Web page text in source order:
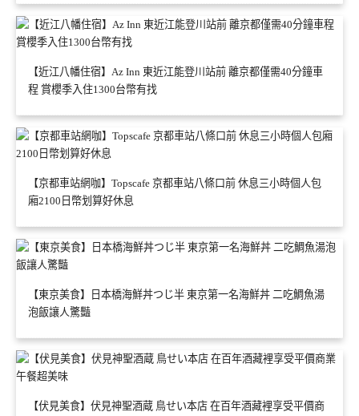
【近江八幡住宿】Az Inn 東近江能登川站前 離京都僅需40分鐘車
程 賞櫻季入住1300台幣有找
【京都車站網咖】Topscafe 京都車站八條口前 休息三小時個人包
廂2100日幣划算好休息
【東京美食】日本橋海鮮丼つじ半 東京第一名海鮮丼 二吃鯛魚湯
泡飯讓人驚豔
【伏見美食】伏見神聖酒蔵 鳥せい本店 在百年酒藏裡享受平價商